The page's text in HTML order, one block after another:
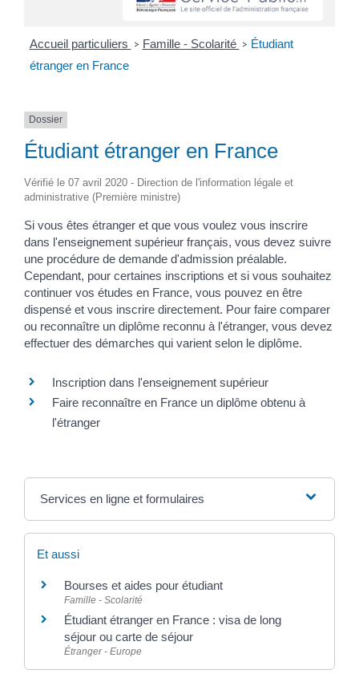
Accueil particuliers > Famille - Scolarité > Étudiant
étranger en France
Dossier
Étudiant étranger en France
Vérifié le 07 avril 2020 - Direction de l'information légale et
administrative (Première ministre)
Si vous êtes étranger et que vous voulez vous inscrire
dans l'enseignement supérieur français, vous devez suivre
une procédure de demande d'admission préalable.
Cependant, pour certaines inscriptions et si vous souhaitez
continuer vos études en France, vous pouvez en être
dispensé et vous inscrire directement. Pour faire comparer
ou reconnaître un diplôme reconnu à l'étranger, vous devez
effectuer des démarches qui varient selon le diplôme.
Inscription dans l'enseignement supérieur
Faire reconnaître en France un diplôme obtenu à
l'étranger
Services en ligne et formulaires
Et aussi
Bourses et aides pour étudiant
Famille - Scolarité
Étudiant étranger en France : visa de long
séjour ou carte de séjour
Étranger - Europe